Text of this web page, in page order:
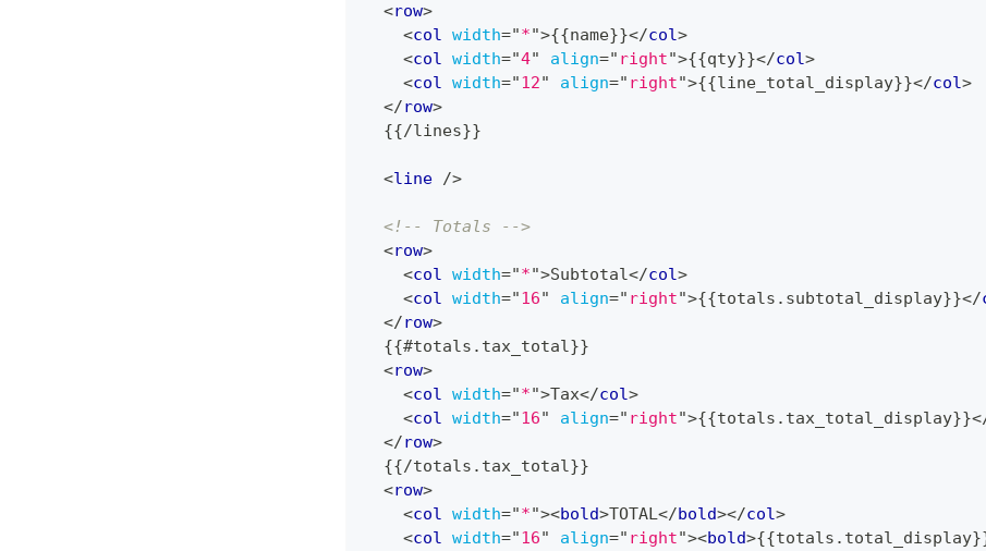
<row>
<col width="*">{{name}}</col>
<col width="4" align=" right">{{qty}}</col>
<col width="12" align=" right">{{line_total_display}}</col>
</row>
  {{/lines}}
<line />
<!-- Totals -->
<row>
<col width="*">Subtotal</col>
<col width="16" align=" right">{{totals.subtotal_display}}</
</row>
  {{#totals.tax_total}}
<row>
<col width="*">Tax</col>
<col width="16" align=" right">{{totals.tax_total_display}}
</row>
  {{/totals.tax_total}}
<row>
<col width="*"><bold>TOTAL</bold></col>
<col width="16" align=" right"><bold>